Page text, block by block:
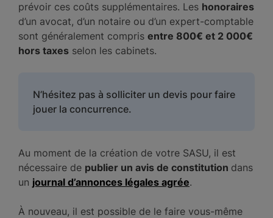
prévoir ces coûts supplémentaires. Les honoraires
d’un avocat, d’un notaire ou d’un expert-comptable
sont généralement compris entre 800€ et 2 000€
hors taxes selon les cabinets.
N’hésitez pas à solliciter un devis pour faire
jouer la concurrence.
Au moment de la création de votre SASU, il est
nécessaire de publier un avis de constitution dans
un journal d’annonces légales agrée.
À nouveau, il est possible de le faire vous-même